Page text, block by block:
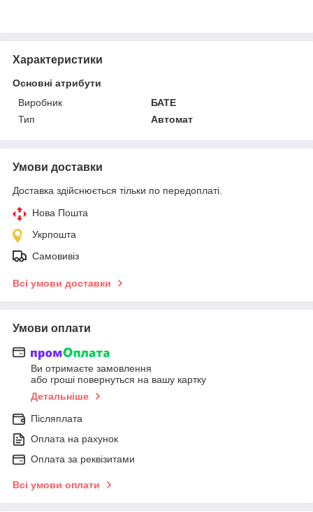
Характеристики
Основні атрибути
Виробник
БАТЕ
Тип
Автомат
Умови доставки
Доставка здійснюється тільки по передоплаті.
Нова Пошта
Укрпошта
Самовивіз
Всі умови доставки
Умови оплати
Ви отримаєте замовлення
або гроші повернуться на вашу картку
Детальніше
Післяплата
Оплата на рахунок
Оплата за реквізитами
Всі умови оплати